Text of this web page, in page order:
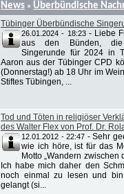
News » Überbündische
Tübinger Überbündische
26.01.2024 - 18:23- Liebe
aus den Bünden, die
Singerunde für 2024 in
Aaron aus der Tübinger CPD
(Donnerstag!) ab 18 Uhr im
Stiftes Tübingen, ...
Tod und Töten in religiöser
des Walter Flex von Prof. Dr.
12.01.2012 - 22:47 - Sehr
wie ich höre, ist für das
Motto „Wandern zwischen
Ich habe mich daher den
noch einmal zu lesen und
gelangt (si...